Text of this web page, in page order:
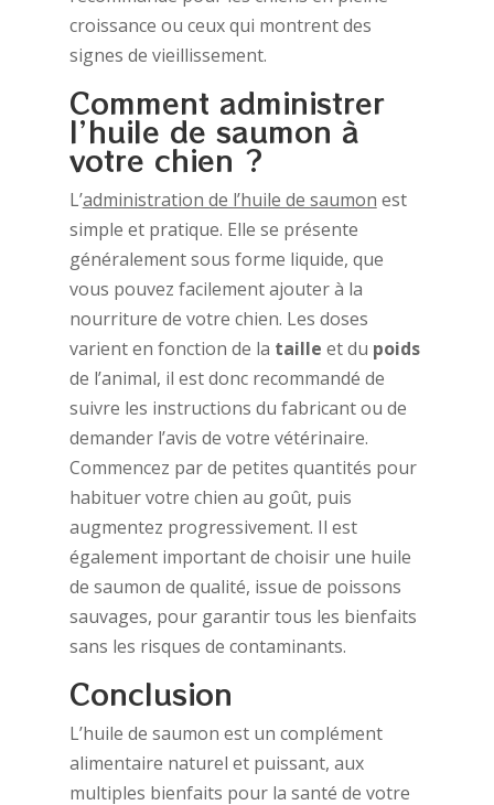
croissance ou ceux qui montrent des
signes de vieillissement.
Comment administrer
l’huile de saumon à
votre chien ?
L’administration de l’huile de saumon est
simple et pratique. Elle se présente
généralement sous forme liquide, que
vous pouvez facilement ajouter à la
nourriture de votre chien. Les doses
varient en fonction de la taille et du poids
de l’animal, il est donc recommandé de
suivre les instructions du fabricant ou de
demander l’avis de votre vétérinaire.
Commencez par de petites quantités pour
habituer votre chien au goût, puis
augmentez progressivement. Il est
également important de choisir une huile
de saumon de qualité, issue de poissons
sauvages, pour garantir tous les bienfaits
sans les risques de contaminants.
Conclusion
L’huile de saumon est un complément
alimentaire naturel et puissant, aux
multiples bienfaits pour la santé de votre